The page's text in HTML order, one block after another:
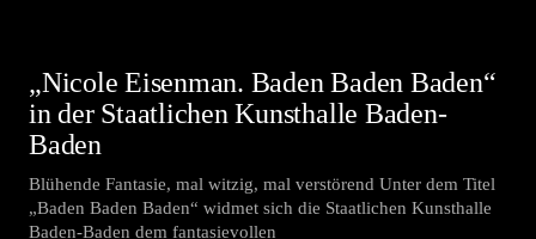
„Nicole Eisenman. Baden Baden Baden“
in der Staatlichen Kunsthalle Baden-
Baden
Blühende Fantasie, mal witzig, mal verstörend Unter dem Titel
„Baden Baden Baden“ widmet sich die Staatlichen Kunsthalle
Baden-Baden dem fantasievollen